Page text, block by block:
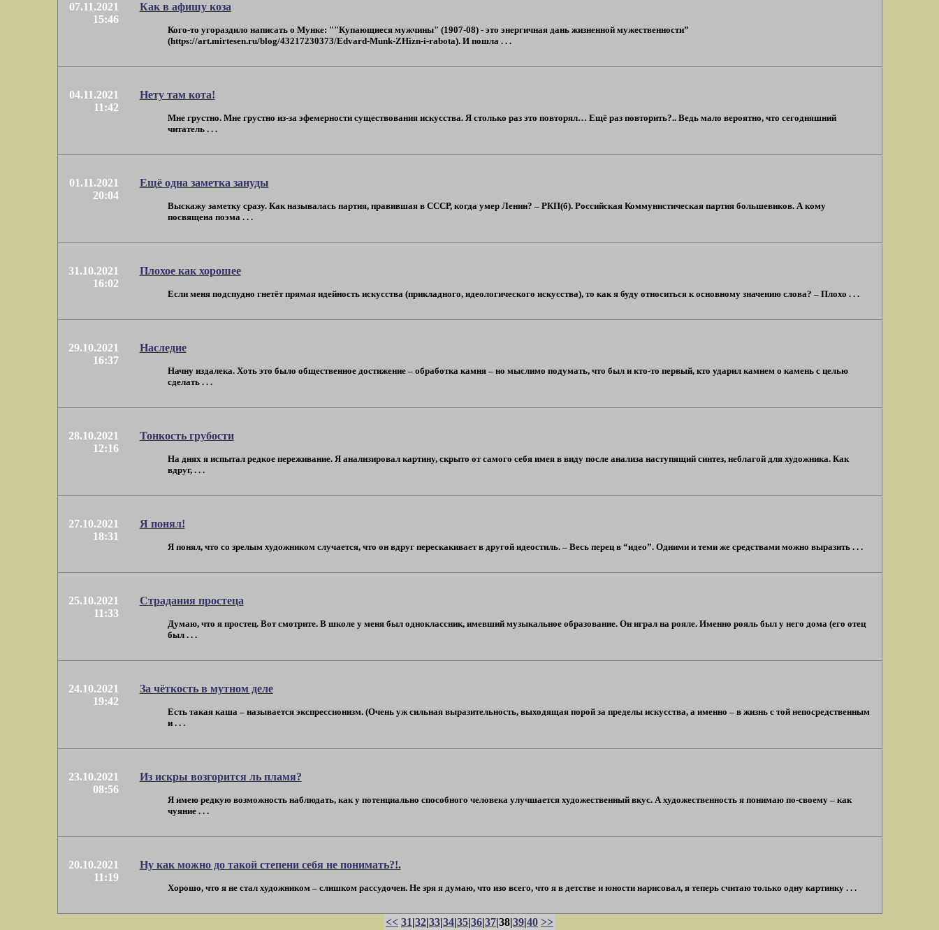
07.11.2021
15:46
Как в афишу коза
Кого-то угораздило написать о Мунке: ""Купающиеся мужчины" (1907-08) - это энергичная дань жизненной мужественности”
(https://art.mirtesen.ru/blog/43217230373/Edvard-Munk-ZHizn-i-rabota). И пошла . . .
04.11.2021
11:42
Нету там кота!
Мне грустно. Мне грустно из-за эфемерности существования искусства. Я столько раз это повторял… Ещё раз повторить?.. Ведь мало вероятно, что сегодняшний
читатель . . .
01.11.2021
20:04
Ещё одна заметка зануды
Выскажу заметку сразу. Как называлась партия, правившая в СССР, когда умер Ленин? – РКП(б). Российская Коммунистическая партия большевиков. А кому
посвящена поэма . . .
31.10.2021
16:02
Плохое как хорошее
Если меня подспудно гнетёт прямая идейность искусства (прикладного, идеологического искусства), то как я буду относиться к основному значению слова? – Плохо . . .
29.10.2021
16:37
Наследие
Начну издалека. Хоть это было общественное достижение – обработка камня – но мыслимо подумать, что был и кто-то первый, кто ударил камнем о камень с целью
сделать . . .
28.10.2021
12:16
Тонкость грубости
На днях я испытал редкое переживание. Я анализировал картину, скрыто от самого себя имея в виду после анализа наступящий синтез, неблагой для художника. Как
вдруг, . . .
27.10.2021
18:31
Я понял!
Я понял, что со зрелым художником случается, что он вдруг перескакивает в другой идеостиль. – Весь перец в “идео”. Одними и теми же средствами можно выразить . . .
25.10.2021
11:33
Страдания простеца
Думаю, что я простец. Вот смотрите. В школе у меня был одноклассник, имевший музыкальное образование. Он играл на рояле. Именно рояль был у него дома (его отец
был . . .
24.10.2021
19:42
За чёткость в мутном деле
Есть такая каша – называется экспрессионизм. (Очень уж сильная выразительность, выходящая порой за пределы искусства, а именно – в жизнь с той непосредственным
и . . .
23.10.2021
08:56
Из искры возгорится ль пламя?
Я имею редкую возможность наблюдать, как у потенциально способного человека улучшается художественный вкус. А художественность я понимаю по-своему – как
чуяние . . .
20.10.2021
11:19
Ну как можно до такой степени себя не понимать?!.
Хорошо, что я не стал художником – слишком рассудочен. Не зря я думаю, что изо всего, что я в детстве и юности нарисовал, я теперь считаю только одну картинку . . .
<< 31|32|33|34|35|36|37|38|39|40 >>